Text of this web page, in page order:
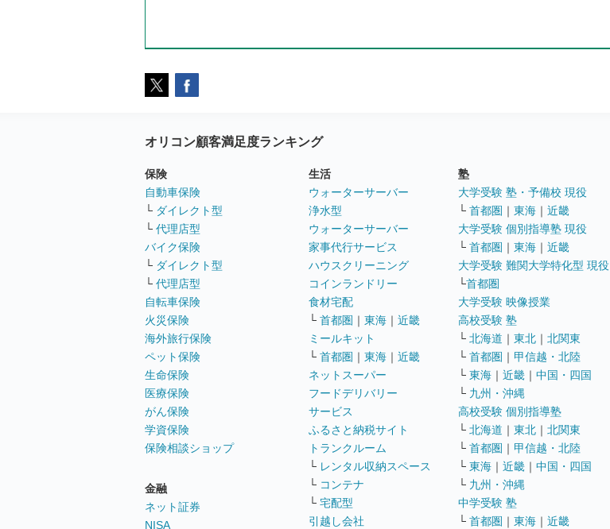
オリコン顧客満足度ランキング
保険
自動車保険
└ ダイレクト型
└ 代理店型
バイク保険
└ ダイレクト型
└ 代理店型
自転車保険
火災保険
海外旅行保険
ペット保険
生命保険
医療保険
がん保険
学資保険
保険相談ショップ
金融
ネット証券
NISA
生活
ウォーターサーバー
浄水型
ウォーターサーバー
家事代行サービス
ハウスクリーニング
コインランドリー
食材宅配
└ 首都圏 ｜ 東海 ｜ 近畿
ミールキット
└ 首都圏 ｜ 東海 ｜ 近畿
ネットスーパー
フードデリバリー
サービス
ふるさと納税サイト
トランクルーム
└ レンタル収納スペース
└ コンテナ
└ 宅配型
引越し会社
塾
大学受験 塾・予備校 現役
└ 首都圏 ｜ 東海 ｜ 近畿
大学受験 個別指導塾 現役
└ 首都圏 ｜ 東海 ｜ 近畿
大学受験 難関大学特化型 現役
└首都圏
大学受験 映像授業
高校受験 塾
└ 北海道 ｜ 東北 ｜ 北関東
└ 首都圏 ｜ 甲信越・北陸
└ 東海 ｜ 近畿 ｜ 中国・四国
└ 九州・沖縄
高校受験 個別指導塾
└ 北海道 ｜ 東北 ｜ 北関東
└ 首都圏 ｜ 甲信越・北陸
└ 東海 ｜ 近畿 ｜ 中国・四国
└ 九州・沖縄
中学受験 塾
└ 首都圏 ｜ 東海 ｜ 近畿